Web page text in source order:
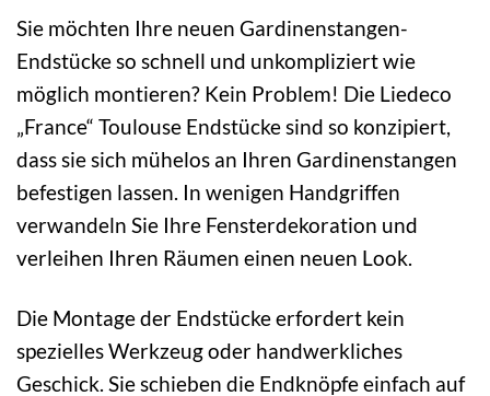
Sie möchten Ihre neuen Gardinenstangen-
Endstücke so schnell und unkompliziert wie
möglich montieren? Kein Problem! Die Liedeco
„France“ Toulouse Endstücke sind so konzipiert,
dass sie sich mühelos an Ihren Gardinenstangen
befestigen lassen. In wenigen Handgriffen
verwandeln Sie Ihre Fensterdekoration und
verleihen Ihren Räumen einen neuen Look.
Die Montage der Endstücke erfordert kein
spezielles Werkzeug oder handwerkliches
Geschick. Sie schieben die Endknöpfe einfach auf